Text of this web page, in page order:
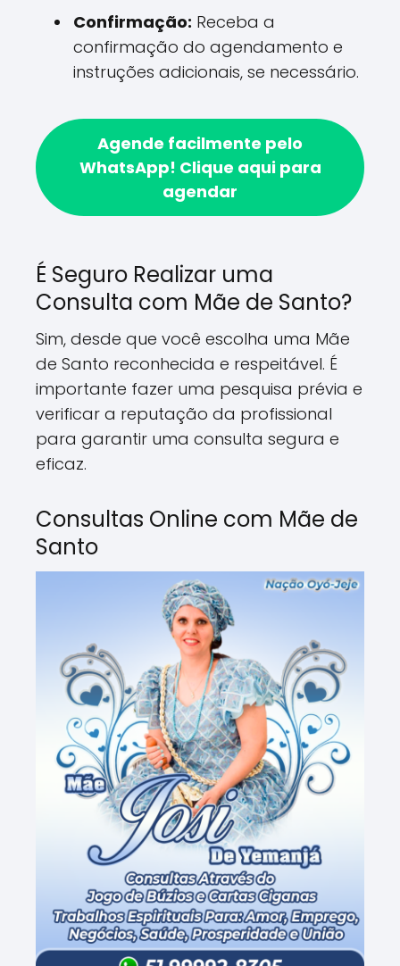
Confirmação: Receba a
confirmação do agendamento e
instruções adicionais, se necessário.
Agende facilmente pelo
WhatsApp! Clique aqui para
agendar
É Seguro Realizar uma
Consulta com Mãe de Santo?
Sim, desde que você escolha uma Mãe
de Santo reconhecida e respeitável. É
importante fazer uma pesquisa prévia e
verificar a reputação da profissional
para garantir uma consulta segura e
eficaz.
Consultas Online com Mãe de
Santo